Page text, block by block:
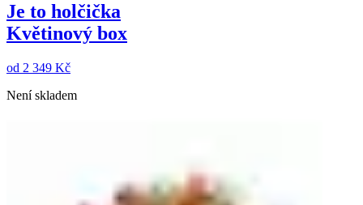
Je to holčička
Květinový box
od 2 349 Kč
Není skladem